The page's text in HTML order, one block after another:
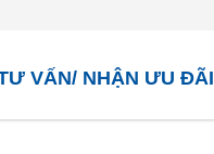
VẤN/ NHẬN ƯU ĐÃI